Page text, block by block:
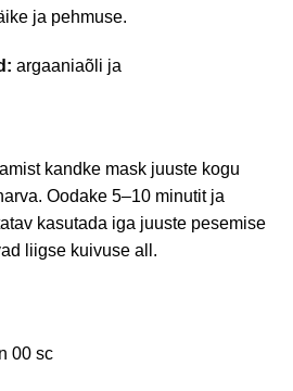
ja pehmuse.
argaaniaõli ja
kandke mask juuste kogu
Oodake 5–10 minutit ja
kasutada iga juuste pesemise
liigse kuivuse all.
00 sc